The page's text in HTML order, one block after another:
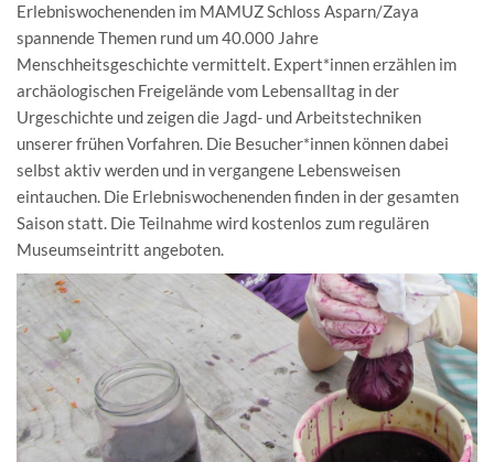
Erlebniswochenenden im MAMUZ Schloss Asparn/Zaya
spannende Themen rund um 40.000 Jahre
Menschheitsgeschichte vermittelt. Expert*innen erzählen im
archäologischen Freigelände vom Lebensalltag in der
Urgeschichte und zeigen die Jagd- und Arbeitstechniken
unserer frühen Vorfahren. Die Besucher*innen können dabei
selbst aktiv werden und in vergangene Lebensweisen
eintauchen. Die Erlebniswochenenden finden in der gesamten
Saison statt. Die Teilnahme wird kostenlos zum regulären
Museumseintritt angeboten.